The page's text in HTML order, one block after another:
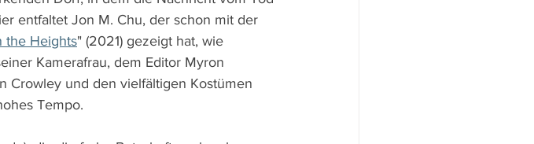
entfaltet Jon M. Chu, der schon mit der
the Heights" (2021) gezeigt hat, wie
Kamerafrau, dem Editor Myron
Crowley und den vielfältigen Kostümen
Tempo.